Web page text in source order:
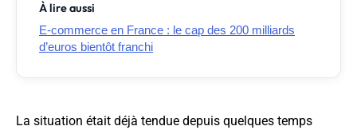
À lire aussi
E-commerce en France : le cap des 200 milliards
d’euros bientôt franchi
La situation était déjà tendue depuis quelques temps